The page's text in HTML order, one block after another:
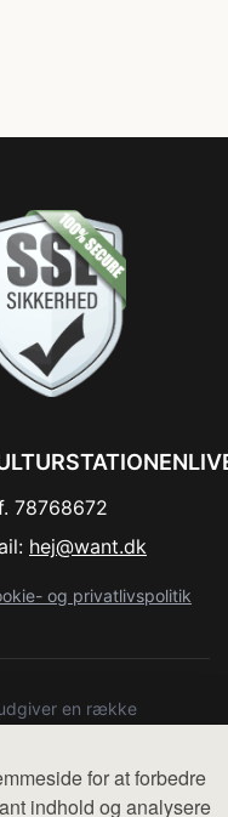
for at forbedre
indhold og analysere
78768672
hej@want.dk
og privatlivspolitik
en række
produkter fra
fra denne side - vi
Vi har heller ikke